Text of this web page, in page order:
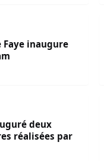
Faye inaugure
deux
réalisées par